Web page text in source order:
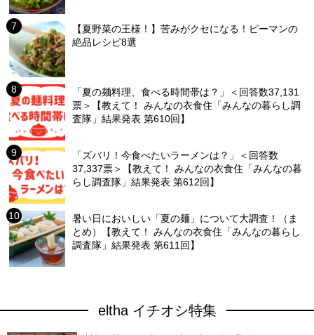
【夏野菜の王様！】苦みがクセになる！ピーマンの
絶品レシピ8選
「夏の麺料理、食べる時間帯は？」＜回答数37,131
票＞【教えて！ みんなの衣食住「みんなの暮らし調
査隊」結果発表 第610回】
「ズバリ！今食べたいラーメンは？」＜回答数
37,337票＞【教えて！ みんなの衣食住「みんなの暮
らし調査隊」結果発表 第612回】
暑い日においしい「夏の麺」について大調査！（ま
とめ）【教えて！ みんなの衣食住「みんなの暮らし
調査隊」結果発表 第611回】
eltha イチオシ特集